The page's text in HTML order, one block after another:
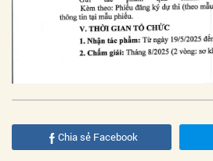
Chia sẻ Facebook